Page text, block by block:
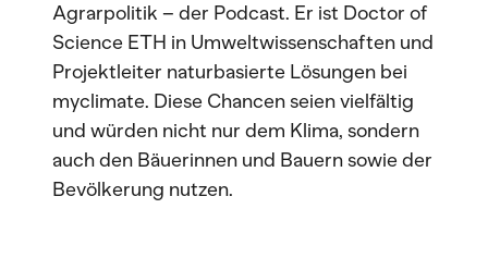
Agrarpolitik – der Podcast. Er ist Doctor of
Science ETH in Umweltwissenschaften und
Projektleiter naturbasierte Lösungen bei
myclimate. Diese Chancen seien vielfältig
und würden nicht nur dem Klima, sondern
auch den Bäuerinnen und Bauern sowie der
Bevölkerung nutzen.